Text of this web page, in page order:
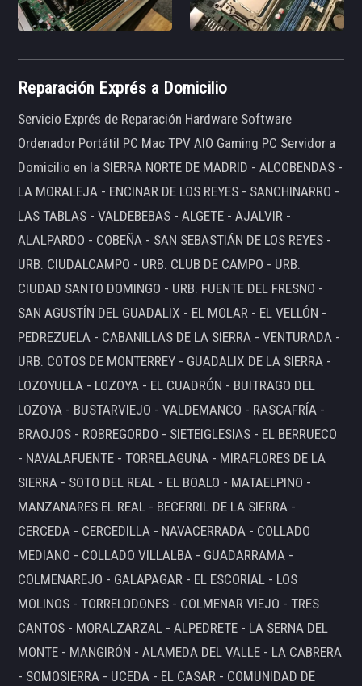
Reparación Exprés a Domicilio
Servicio Exprés de Reparación Hardware Software
Ordenador Portátil PC Mac TPV AIO Gaming PC Servidor a
Domicilio en la SIERRA NORTE DE MADRID - ALCOBENDAS -
LA MORALEJA - ENCINAR DE LOS REYES - SANCHINARRO -
LAS TABLAS - VALDEBEBAS - ALGETE - AJALVIR -
ALALPARDO - COBEÑA - SAN SEBASTIÁN DE LOS REYES -
URB. CIUDALCAMPO - URB. CLUB DE CAMPO - URB.
CIUDAD SANTO DOMINGO - URB. FUENTE DEL FRESNO -
SAN AGUSTÍN DEL GUADALIX - EL MOLAR - EL VELLÓN -
PEDREZUELA - CABANILLAS DE LA SIERRA - VENTURADA -
URB. COTOS DE MONTERREY - GUADALIX DE LA SIERRA -
LOZOYUELA - LOZOYA - EL CUADRÓN - BUITRAGO DEL
LOZOYA - BUSTARVIEJO - VALDEMANCO - RASCAFRÍA -
BRAOJOS - ROBREGORDO - SIETEIGLESIAS - EL BERRUECO
- NAVALAFUENTE - TORRELAGUNA - MIRAFLORES DE LA
SIERRA - SOTO DEL REAL - EL BOALO - MATAELPINO -
MANZANARES EL REAL - BECERRIL DE LA SIERRA -
CERCEDA - CERCEDILLA - NAVACERRADA - COLLADO
MEDIANO - COLLADO VILLALBA - GUADARRAMA -
COLMENAREJO - GALAPAGAR - EL ESCORIAL - LOS
MOLINOS - TORRELODONES - COLMENAR VIEJO - TRES
CANTOS - MORALZARZAL - ALPEDRETE - LA SERNA DEL
MONTE - MANGIRÓN - ALAMEDA DEL VALLE - LA CABRERA
- SOMOSIERRA - UCEDA - EL CASAR - COMUNIDAD DE